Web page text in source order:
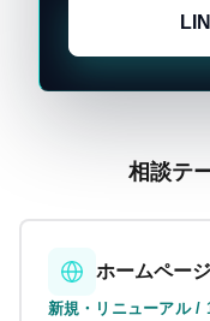
相談テ
ホームペー
新規・リニューアル /